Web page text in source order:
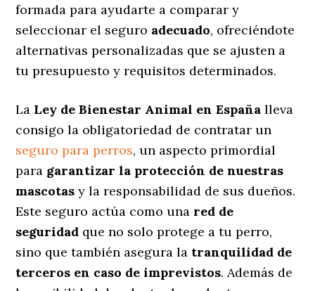
formada para ayudarte a comparar y
seleccionar el seguro adecuado, ofreciéndote
alternativas personalizadas que se ajusten a
tu presupuesto y requisitos determinados.
La Ley de Bienestar Animal en España lleva
consigo la obligatoriedad de contratar un
seguro para perros, un aspecto primordial
para garantizar la protección de nuestras
mascotas y la responsabilidad de sus dueños.
Este seguro actúa como una red de
seguridad que no solo protege a tu perro,
sino que también asegura la tranquilidad de
terceros en caso de imprevistos. Además de